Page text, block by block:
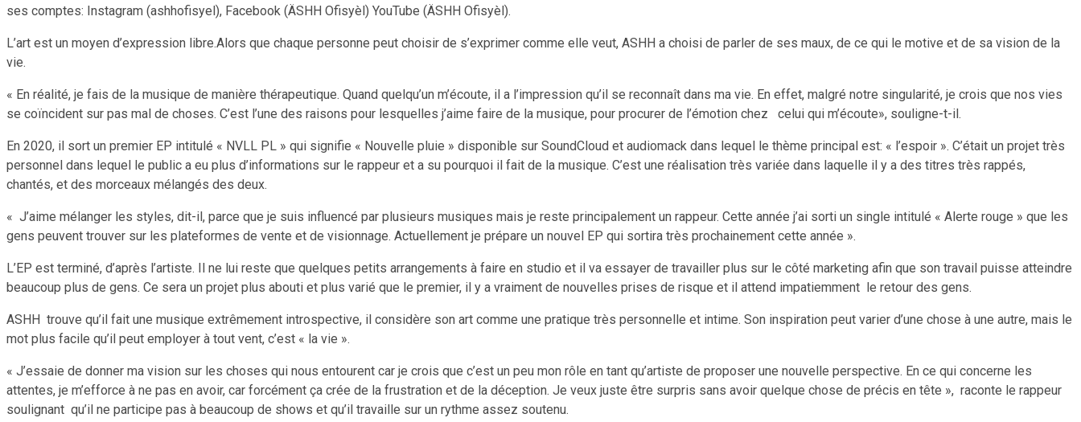
ses comptes: Instagram (ashhofisyel), Facebook (ÄSHH Ofisyèl) YouTube (ÄSHH Ofisyèl).
L’art est un moyen d’expression libre.Alors que chaque personne peut choisir de s’exprimer comme elle veut, ASHH a choisi de parler de ses maux, de ce qui le motive et de sa vision de la
vie.
« En réalité, je fais de la musique de manière thérapeutique. Quand quelqu’un m’écoute, il a l’impression qu’il se reconnaît dans ma vie. En effet, malgré notre singularité, je crois que nos vies
se coïncident sur pas mal de choses. C’est l’une des raisons pour lesquelles j’aime faire de la musique, pour procurer de l’émotion chez celui qui m’écoute», souligne-t-il.
En 2020, il sort un premier EP intitulé « NVLL PL » qui signifie « Nouvelle pluie » disponible sur SoundCloud et audiomack dans lequel le thème principal est: « l’espoir ». C’était un projet très
personnel dans lequel le public a eu plus d’informations sur le rappeur et a su pourquoi il fait de la musique. C’est une réalisation très variée dans laquelle il y a des titres très rappés,
chantés, et des morceaux mélangés des deux.
« J’aime mélanger les styles, dit-il, parce que je suis influencé par plusieurs musiques mais je reste principalement un rappeur. Cette année j’ai sorti un single intitulé « Alerte rouge » que les
gens peuvent trouver sur les plateformes de vente et de visionnage. Actuellement je prépare un nouvel EP qui sortira très prochainement cette année ».
L’EP est terminé, d’après l’artiste. Il ne lui reste que quelques petits arrangements à faire en studio et il va essayer de travailler plus sur le côté marketing afin que son travail puisse atteindre
beaucoup plus de gens. Ce sera un projet plus abouti et plus varié que le premier, il y a vraiment de nouvelles prises de risque et il attend impatiemment le retour des gens.
ASHH trouve qu’il fait une musique extrêmement introspective, il considère son art comme une pratique très personnelle et intime. Son inspiration peut varier d’une chose à une autre, mais le
mot plus facile qu’il peut employer à tout vent, c’est « la vie ».
« J’essaie de donner ma vision sur les choses qui nous entourent car je crois que c’est un peu mon rôle en tant qu’artiste de proposer une nouvelle perspective. En ce qui concerne les
attentes, je m’efforce à ne pas en avoir, car forcément ça crée de la frustration et de la déception. Je veux juste être surpris sans avoir quelque chose de précis en tête », raconte le rappeur
soulignant qu’il ne participe pas à beaucoup de shows et qu’il travaille sur un rythme assez soutenu.